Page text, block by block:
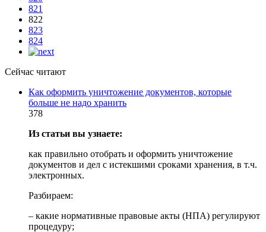
821
822
823
824
Сейчас читают
Как оформить уничтожение документов, которые
больше не надо хранить
378
Из статьи вы узнаете:
как правильно отобрать и оформить уничтожение
документов и дел с истекшими сроками хранения, в т.ч.
электронных.
Разбираем:
– какие нормативные правовые акты (НПА) регулируют
процедуру;